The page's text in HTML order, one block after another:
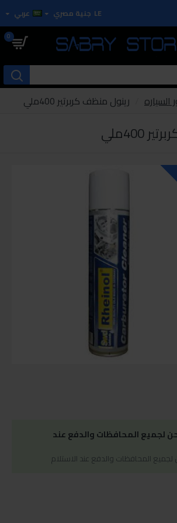
LE جنية مصري عربي
0
السياره
رينول منظف كربرتير 400ملي
لجميع المحافظات والدفع عند
المحافظات والدفع عند الاستلام